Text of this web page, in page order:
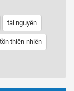
tài nguyên
thiên nhiên